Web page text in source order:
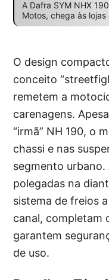
A Dafra SYM NHX
Motos, chega às
O design
conceito
remetem a
carenagens.
“irmã” NH 190, o
chassi e nas
segmento urbano.
polegadas na
sistema de freios
canal, completam
garantem
de uso.